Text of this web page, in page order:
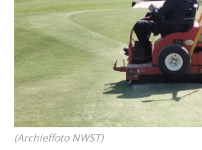
(Archieffoto NWST)